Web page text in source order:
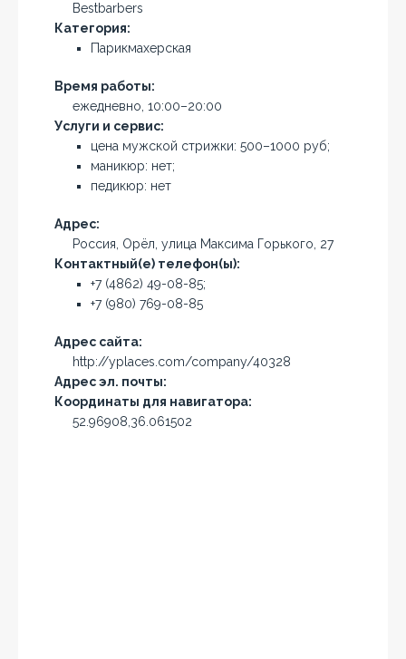
Bestbarbers
Категория:
Парикмахерская
Время работы:
ежедневно, 10:00–20:00
Услуги и сервис:
цена мужской стрижки: 500–1000 руб;
маникюр: нет;
педикюр: нет
Адрес:
Россия, Орёл, улица Максима Горького, 27
Контактный(е) телефон(ы):
+7 (4862) 49-08-85;
+7 (980) 769-08-85
Адрес сайта:
http://yplaces.com/company/40328
Адрес эл. почты:
Координаты для навигатора:
52.96908,36.061502